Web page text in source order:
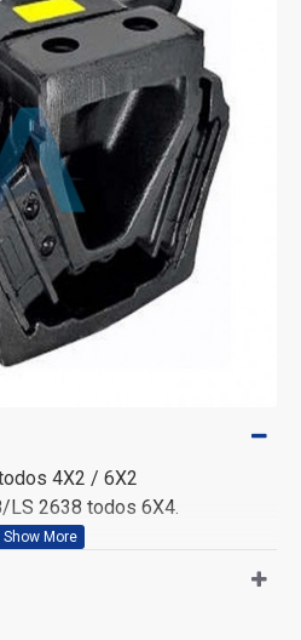
4X2 / 6X2
2638 todos 6X4.
Espessura da base de fixação